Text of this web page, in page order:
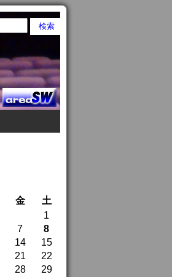
金 土
1
7
8
14
15
21
22
28
29